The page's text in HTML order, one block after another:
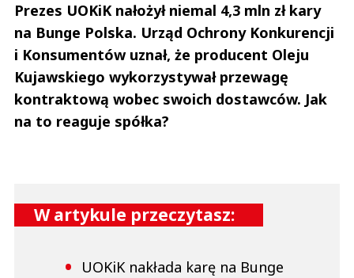
Prezes UOKiK nałożył niemal 4,3 mln zł kary
na Bunge Polska. Urząd Ochrony Konkurencji
i Konsumentów uznał, że producent Oleju
Kujawskiego wykorzystywał przewagę
kontraktową wobec swoich dostawców. Jak
na to reaguje spółka?
W artykule przeczytasz:
UOKiK nakłada karę na Bunge